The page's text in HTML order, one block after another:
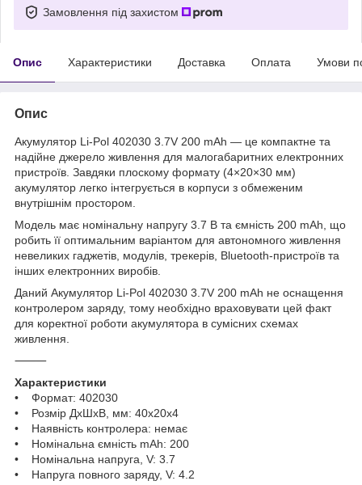
Замовлення під захистом
Опис Характеристики Доставка Оплата Умови
Опис
Акумулятор Li-Pol 402030 3.7V 200 mAh — це компактне та
надійне джерело живлення для малогабаритних електронних
пристроїв. Завдяки плоскому формату (4×20×30 мм)
акумулятор легко інтегрується в корпуси з обмеженим
внутрішнім простором.
Модель має номінальну напругу 3.7 В та ємність 200 mAh, що
робить її оптимальним варіантом для автономного живлення
невеликих гаджетів, модулів, трекерів, Bluetooth-пристроїв та
інших електронних виробів.
Даний Акумулятор Li-Pol 402030 3.7V 200 mAh не оснащення
контролером заряду, тому необхідно враховувати цей факт
для коректної роботи акумулятора в сумісних схемах
живлення.
⸻
Характеристики
• Формат: 402030
• Розмір ДхШхВ, мм: 40x20x4
• Наявність контролера: немає
• Номінальна ємність mAh: 200
• Номінальна напруга, V: 3.7
• Напруга повного заряду, V: 4.2